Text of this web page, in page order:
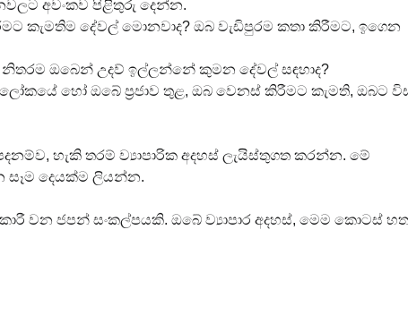
අවංකව පිළිතුරු දෙන්න.
කැමතිම දේවල් මොනවාද? ඔබ වැඩිපුරම කතා කිරීමට, ඉගෙන
ඔබෙන් උදව් ඉල්ලන්නේ කුමන දේවල් සඳහාද?
ලෝකයේ හෝ ඔබේ ප්‍රජාව තුළ, ඔබ වෙනස් කිරීමට කැමති, ඔබට
හැකි තරම් ව්‍යාපාරික අදහස් ලැයිස්තුගත කරන්න. මේ
සෑම දෙයක්ම ලියන්න.
වන ජපන් සංකල්පයකි. ඔබේ ව්‍යාපාර අදහස්, මෙම කොටස්